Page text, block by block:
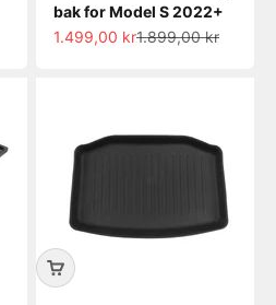
bak for Model S 2022+
Salgspris
1.499,00 krNormalpris
1.899,00 kr